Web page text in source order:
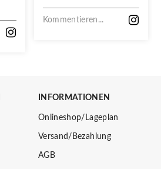
Kommentieren...
INFORMATIONEN
Onlineshop/Lageplan
Versand/Bezahlung
AGB